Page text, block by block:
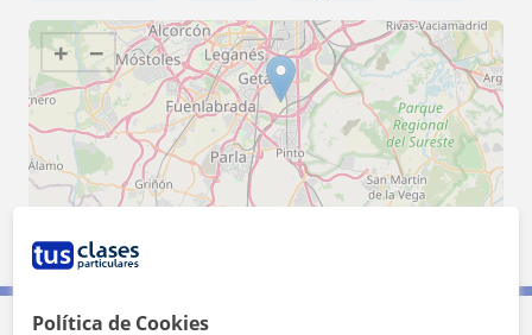
+ −
5 mi
Política de Cookies